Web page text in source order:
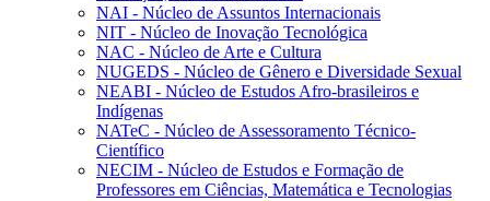
NAI - Núcleo de Assuntos Internacionais
NIT - Núcleo de Inovação Tecnológica
NAC - Núcleo de Arte e Cultura
NUGEDS - Núcleo de Gênero e Diversidade Sexual
NEABI - Núcleo de Estudos Afro-brasileiros e
Indígenas
NATeC - Núcleo de Assessoramento Técnico-
Científico
NECIM - Núcleo de Estudos e Formação de
Professores em Ciências, Matemática e Tecnologias